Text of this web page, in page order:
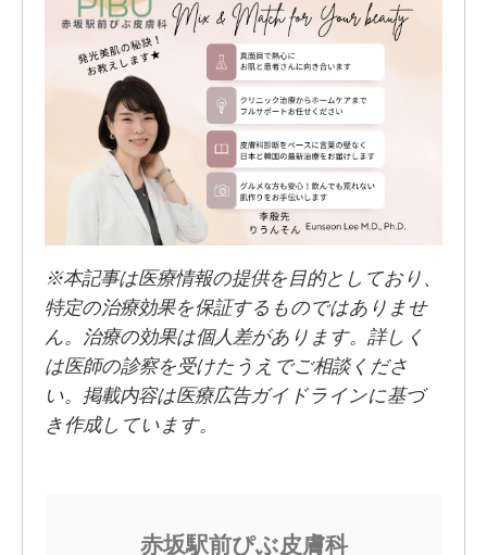
※本記事は医療情報の提供を目的としており、
特定の治療効果を保証するものではありませ
ん。治療の効果は個人差があります。詳しく
は医師の診察を受けたうえでご相談くださ
い。掲載内容は医療広告ガイドラインに基づ
き作成しています。
赤坂駅前ぴぶ皮膚科